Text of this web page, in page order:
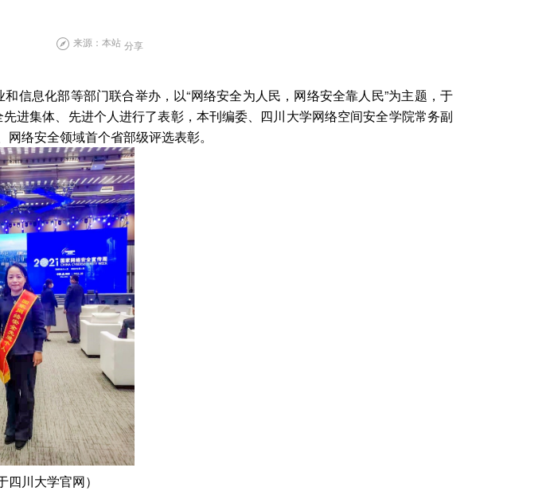
来源：本站 分享
信息化部等部门联合举办，以“网络安全为人民，网络安全靠人民”为主题，于
进集体、先进个人进行了表彰，本刊编委、四川大学网络空间安全学院常务副
络安全领域首个省部级评选表彰。
四川大学官网）